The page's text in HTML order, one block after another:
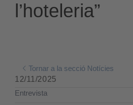
l’hoteleria”
Tornar a la secció Notícies
12/11/2025
Entrevista